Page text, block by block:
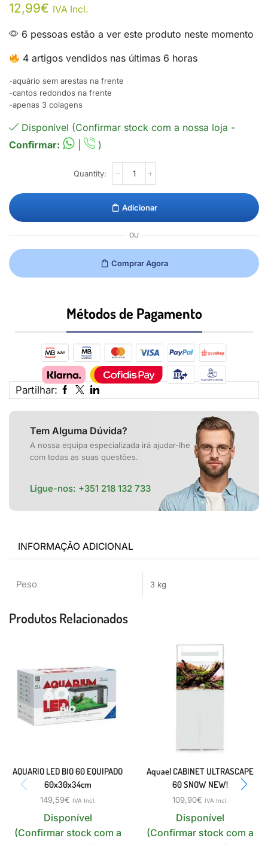
12,99€ IVA Incl.
6 pessoas estão a ver este produto neste momento
4 artigos vendidos nas últimas 6 horas
-aquário sem arestas na frente
-cantos redondos na frente
-apenas 3 colagens
Disponível (Confirmar stock com a nossa loja -
Confirmar:
)
Adicionar
OU
Comprar Agora
Métodos de Pagamento​
Partilhar:
Tem Alguma Dúvida?
A nossa equipa especializada irá ajudar-lhe
com todas as suas questões.
Ligue-nos: +351 218 132 733
INFORMAÇÃO ADICIONAL
Peso 3 kg
Produtos Relacionados
AQUARIO LED BIO 60 EQUIPADO
60x30x34cm
149,59€ IVA Incl.
Disponível
(Confirmar stock com a
Aquael CABINET ULTRASCAPE
60 SNOW NEW!
109,90€ IVA Incl.
Disponível
(Confirmar stock com a